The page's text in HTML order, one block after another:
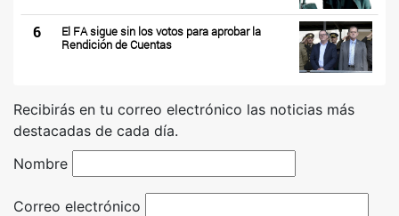
6
El FA sigue sin los votos para aprobar la
Rendición de Cuentas
Recibirás en tu correo electrónico las noticias más
destacadas de cada día.
Nombre
Correo electrónico